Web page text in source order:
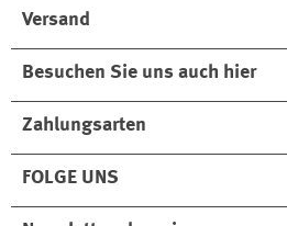
Versand
Besuchen Sie uns auch hier
Zahlungsarten
FOLGE UNS